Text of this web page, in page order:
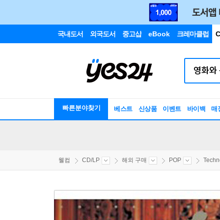
국내도서 외국도서 중고샵 eBook 크레마클럽
빠른분야찾기 베스트 신상품 이벤트 바이백 매
웰컴 CD/LP 해외 구매 POP